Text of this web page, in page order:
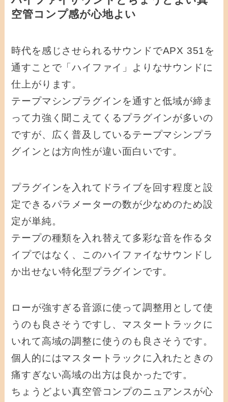
空管コンプ感が心地よい
時代を感じさせられるサウンドでAPX 351を
通すことで「ハイファイ」よりなサウンドに
仕上がります。
テープマシンプラグインを通すと低域が締ま
って力強く聞こえてくるプラグインが多いの
ですが、広く普及しているテープマシンプラ
グインとは方向性が違い面白いです。
プラグインを入れてドライブを回す程度と設
定できるパラメーターの数が少なめのため設
定が単純。
テープの種類を入れ替えて多彩な音を作るタ
イプではなく、このハイファイなサウンドし
か出せない特化型プラグインです。
ローが強すぎる音源に使って調整用として使
うのも良さそうですし、マスタートラックに
いれて高域の調整に使うのも良さそうです。
個人的にはマスタートラックに入れたときの
痛すぎない高域の出方は良かったです。
ちょうどよい真空管コンプのニュアンスが心